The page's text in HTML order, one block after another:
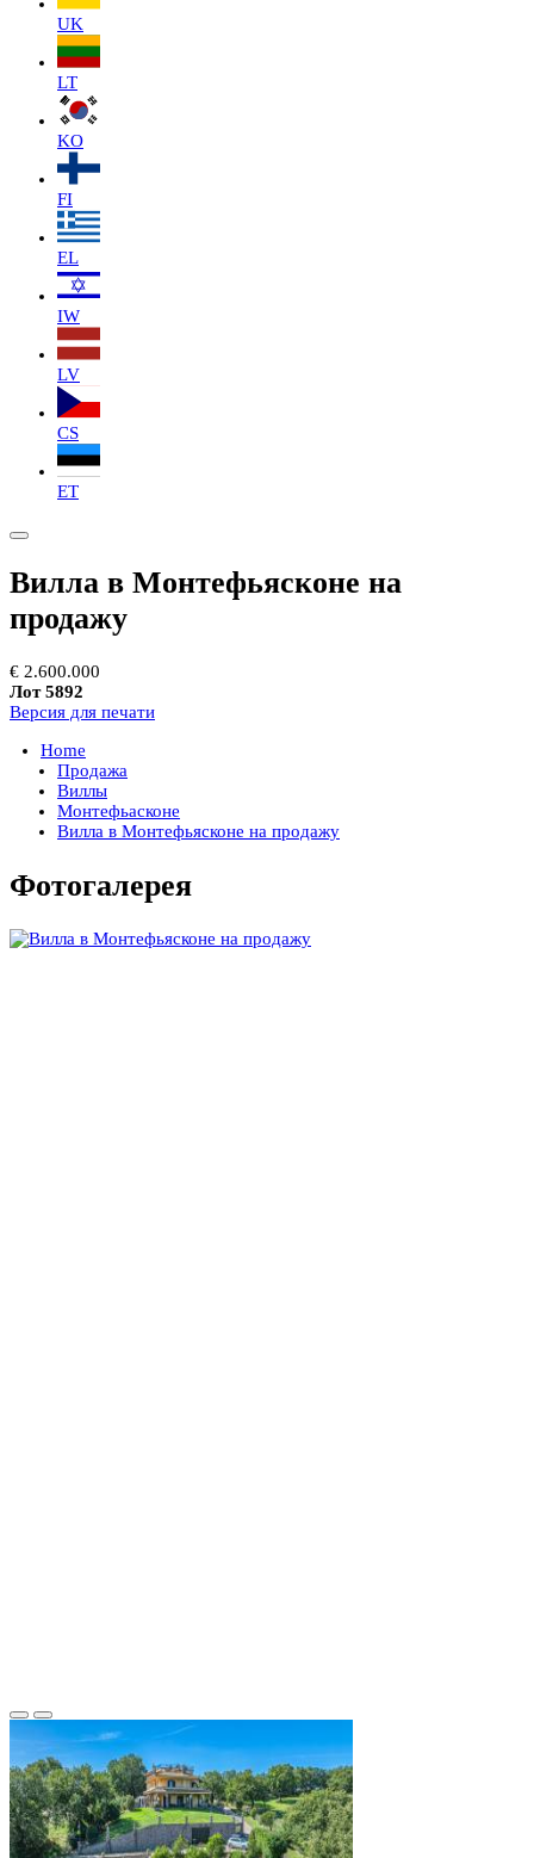
UK
LT
KO
FI
EL
IW
LV
CS
ET
Вилла в Монтефьясконе на
продажу
€ 2.600.000
Лот 5892
Версия для печати
Home
Продажа
Виллы
Монтефьасконе
Вилла в Монтефьясконе на продажу
Фотогалерея